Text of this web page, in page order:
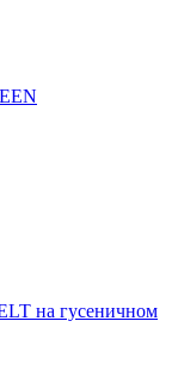
на гусеничном